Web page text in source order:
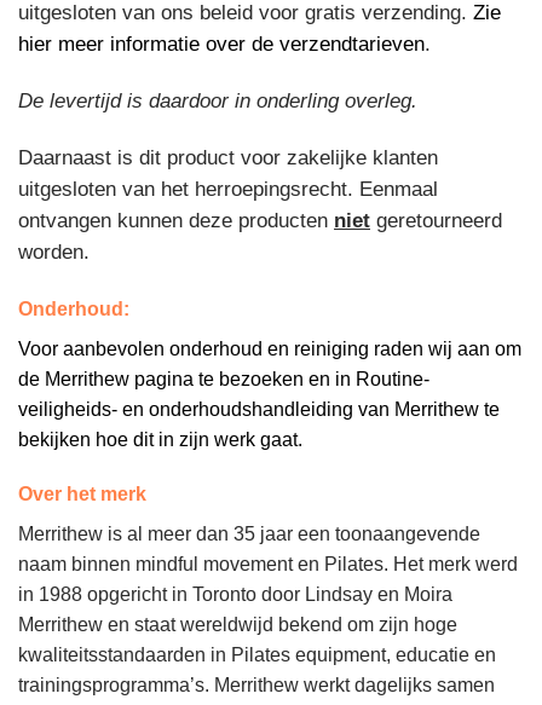
uitgesloten van ons beleid voor gratis verzending. Zie
hier meer informatie over de verzendtarieven.
De levertijd is daardoor in onderling overleg.
Daarnaast is dit product voor zakelijke klanten
uitgesloten van het herroepingsrecht. Eenmaal
ontvangen kunnen deze producten niet geretourneerd
worden.
Onderhoud:
Voor aanbevolen onderhoud en reiniging raden wij aan om
de Merrithew pagina te bezoeken en in Routine-
veiligheids- en onderhoudshandleiding van Merrithew te
bekijken hoe dit in zijn werk gaat.
Over het merk
Merrithew is al meer dan 35 jaar een toonaangevende
naam binnen mindful movement en Pilates. Het merk werd
in 1988 opgericht in Toronto door Lindsay en Moira
Merrithew en staat wereldwijd bekend om zijn hoge
kwaliteitsstandaarden in Pilates equipment, educatie en
trainingsprogramma’s. Merrithew werkt dagelijks samen